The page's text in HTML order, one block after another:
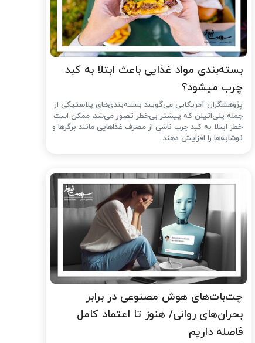
بسته‌بندی مواد غذایی باعث ابتلا به کبد
چرب میشود؟
پژوهشگران آمریکایی می‌گویند بسته‌بندی‌های پلاستیکی از
جمله پلی‌اتیلن که پیشتر بی‌خطر تصور می‌شد، ممکن است
خطر ابتلا به کبد چرب ناشی از مصرف غذاهایی مانند برگرها و
نوشابه‌ها را افزایش دهند.
چت‌بات‌های هوش مصنوعی در برابر
بحران‌های روانی/ هنوز تا اعتماد کامل
فاصله داریم